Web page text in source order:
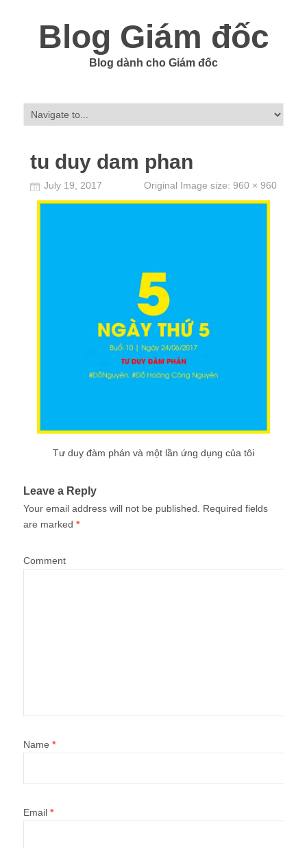
Blog Giám đốc
Blog dành cho Giám đốc
tu duy dam phan
July 19, 2017 Original Image size: 960 × 960
Tư duy đàm phán và một lần ứng dụng của tôi
Leave a Reply
Your email address will not be published.
Required fields
are marked *
Comment
Name *
Email *